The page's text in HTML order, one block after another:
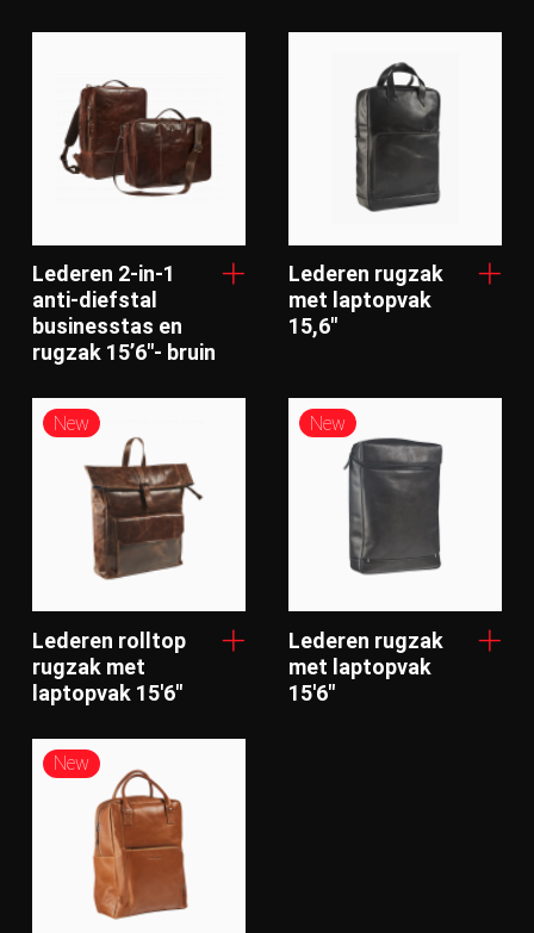
Tabletvak
Sizes
14 inch laptopvak (max. afmeting 32 x
19 cm)
15’6 inch laptop (max. afmeting 37 x 25
cm)
15 inch (max. 28,5 x 39 cm)
Lederen 2-in-1
anti-diefstal
businesstas en
rugzak 15’6"- bruin
Lederen rugzak
met laptopvak
15,6"
New
Lederen rolltop
rugzak met
laptopvak 15'6"
New
Lederen rugzak
met laptopvak
15'6"
New